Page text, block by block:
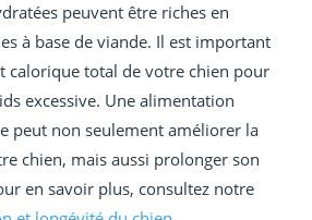
peuvent être riches en
à base de viande. Il est important
calorique total de votre chien pour
excessive. Une alimentation
peut non seulement améliorer la
chien, mais aussi prolonger son
en savoir plus, consultez notre